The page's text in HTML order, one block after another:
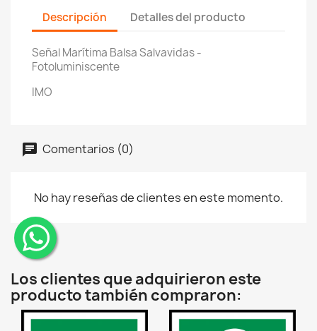
Descripción Detalles del producto
Señal Marítima Balsa Salvavidas -
Fotoluminiscente
IMO
Comentarios (0)
No hay reseñas de clientes en este momento.
Los clientes que adquirieron este
producto también compraron:
¨